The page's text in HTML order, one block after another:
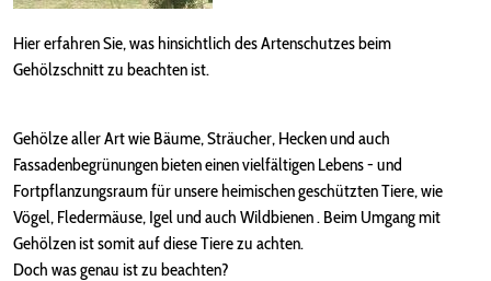
Hier erfahren Sie, was hinsichtlich des Artenschutzes beim
Gehölzschnitt zu beachten ist.
Gehölze aller Art wie Bäume, Sträucher, Hecken und auch
Fassadenbegrünungen bieten einen vielfältigen Lebens - und
Fortpflanzungsraum für unsere heimischen geschützten Tiere, wie
Vögel, Fledermäuse, Igel und auch Wildbienen . Beim Umgang mit
Gehölzen ist somit auf diese Tiere zu achten.
Doch was genau ist zu beachten?